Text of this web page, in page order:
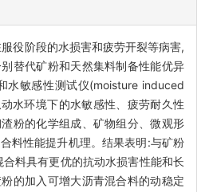
役阶段的水损害和疲劳开裂等病害,
替代矿粉和天然集料制备性能优异
水敏感性测试仪(moisture induced
水环境下的水敏感性、疲劳耐久性
粉的化学组成、矿物组分、微观形
料性能提升机理。结果表明:与矿粉
料具有更优的抗动水损害性能和长
的加入可增大沥青混合料的动稳定